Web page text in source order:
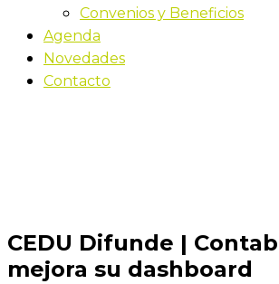
Convenios y Beneficios
Agenda
Novedades
Contacto
CEDU Difunde |
mejora su dashboard